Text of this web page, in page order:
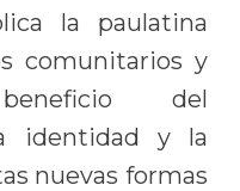
la paulatina
comunitarios y
del
identidad y la
nuevas formas